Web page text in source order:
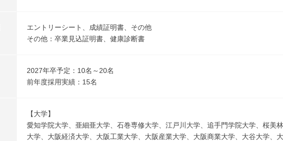
エントリーシート、成績証明書、その他
その他：卒業見込証明書、健康診断書
2027年卒予定：10名～20名
前年度採用実績：15名
【大学】
愛知学院大学、亜細亜大学、石巻専修大学、江戸川大学、追手門学院大学、桜美
大学、大阪経済大学、大阪工業大学、大阪産業大学、大阪商業大学、大谷大学、